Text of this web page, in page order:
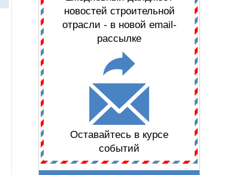
новостей строительной
отрасли - в новой email-
рассылке
Оставайтесь в курсе
событий